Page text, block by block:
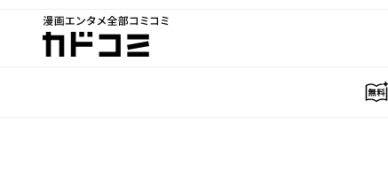
漫画エンタメ全部コミコミ
カドコミ